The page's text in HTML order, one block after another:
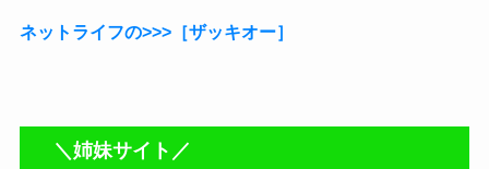
ネットライフの>>>［ザッキオー］
＼姉妹サイト／